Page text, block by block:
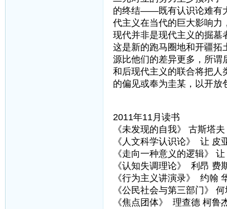
的终结——既有认识论难有
代主义在当代的巨大影响力
现代并非是现代主义的掘墓
这是新的跑马圈地和开疆拓
源比他们的差异更多，所谓
和后现代主义的联合将把人
的偏见或奉为圭某，以开放
2011年11月读书
《未发现的自我》 古斯塔
《人文科学认识论》 让 皮
《走向一种意义的逻辑》
《认知失调理论》 利昂 费
《行为主义讲演录》 约翰
《公民社会与第三部门》
《焦点团体》 理查德 柯鲁